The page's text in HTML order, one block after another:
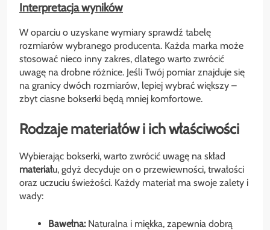
Interpretacja wyników
W oparciu o uzyskane wymiary sprawdź tabelę
rozmiarów wybranego producenta. Każda marka może
stosować nieco inny zakres, dlatego warto zwrócić
uwagę na drobne różnice. Jeśli Twój pomiar znajduje się
na granicy dwóch rozmiarów, lepiej wybrać większy –
zbyt ciasne bokserki będą mniej komfortowe.
Rodzaje materiałów i ich właściwości
Wybierając bokserki, warto zwrócić uwagę na skład
materiału, gdyż decyduje on o przewiewności, trwałości
oraz uczuciu świeżości. Każdy materiał ma swoje zalety i
wady:
Bawełna:Naturalna i miękka, zapewnia dobrą